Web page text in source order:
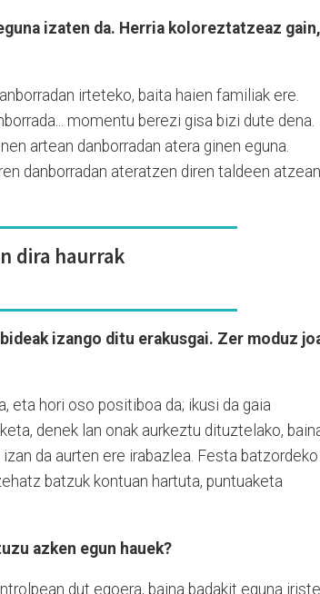
izaten da. Herria koloreztatzeaz gain,
irteteko, baita haien familiak ere.
momentu berezi gisa bizi dute dena.
artean danborradan atera ginen eguna.
danborradan ateratzen diren taldeen atzean
dira haurrak
izango ditu erakusgai. Zer moduz
eta hori oso positiboa da; ikusi da gaia
denek lan onak aurkeztu dituztelako,
da aurten ere irabazlea. Festa batzordeko
batzuk kontuan hartuta, puntuaketa
azken egun hauek?
dut egoera, baina badakit eguna